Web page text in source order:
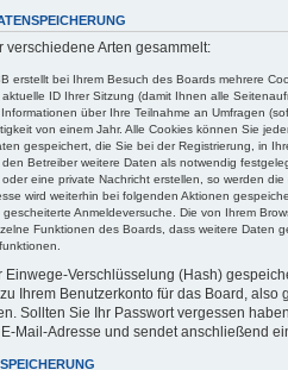
verschiedene Arten gesammelt:
erstellt bei Ihrem Besuch des Boards mehrere
ID Ihrer Sitzung (damit Ihnen alle
über Ihre Teilnahme an Umfragen
von einem Jahr. Alle Cookies können Sie
gespeichert, die Sie bei der Registrierung, in
Betreiber weitere Daten als notwendig
eine private Nachricht erstellen, so werden
wird weiterhin bei folgenden Aktionen
Anmeldeversuche. Die von Ihrem
Funktionen des Boards, dass weitere Daten
Einwege-Verschlüsselung (Hash)
Ihrem Benutzerkonto für das Board,
Sollten Sie Ihr Passwort vergessen
Mail-Adresse und sendet anschließend